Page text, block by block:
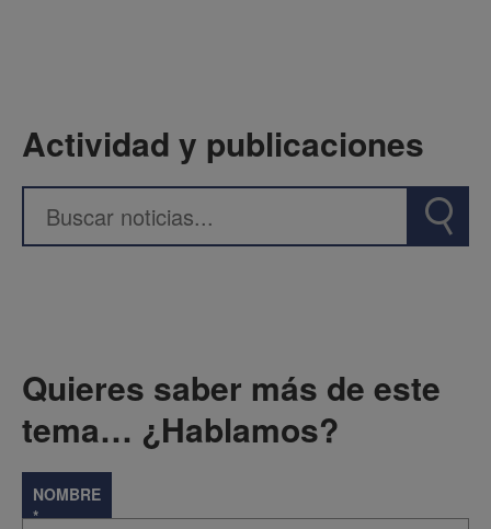
Actividad y publicaciones
Quieres saber más de este
tema… ¿Hablamos?
NOMBRE
*